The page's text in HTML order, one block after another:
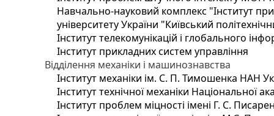
Навчально-науковий комплекс "Інститут
університету України "Київський
Інститут телекомунікацій і глобального
Інститут прикладних систем управління
Відділення механіки і машинознавства
Інститут механіки ім. С. П. Тимошенка НАН
Інститут технічної механіки Національної
Інститут проблем міцності імені Г. С.